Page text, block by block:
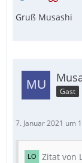
Gruß Musashi
Gast
7. Januar 2021 um
Zitat von